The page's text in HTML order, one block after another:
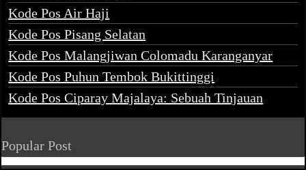
Kode Pos Air Haji
Kode Pos Pisang Selatan
Kode Pos Malangjiwan Colomadu Karanganyar
Kode Pos Puhun Tembok Bukittinggi
Kode Pos Ciparay Majalaya: Sebuah Tinjauan
Popular Post